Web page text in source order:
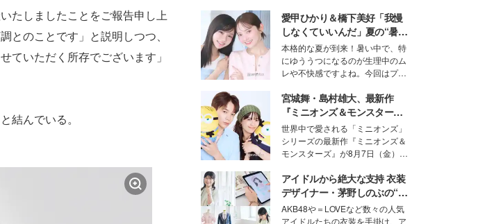
たしましたことをご報告申し上
とのことです」と説明しつつ、
ていただく所存でございます」
結んでいる。
な美容の常識を大きく変える可能
性を秘めた、革新的な「Water
Capturing Skin（ウォーターキャ
プチャリングスキン：捕水肌）」
技術を、花王が構築した。
愛甲ひかり＆橋下美好「我慢
しなくていいんだ」夏の“暑さ
対策”の新しい選択肢とは？
本格的な夏が到来！暑い中で、特
にゆううつになるのが生理中のム
レや不快感ですよね。今回はプラ
モデル・愛甲ひかりさんと橋下美
好さんを迎えて本音で女子会トー
ク。猛暑のお出かけを快適に過ご
すヒントや、2人が感動した夏の
生理の新常識にも迫りました。
宮城舞・島村雄大、最新作
『ミニオンズ＆モンスター
ズ』の魅力熱弁 ハチャメチャ
だけじゃない“友情と絆”に感
動
世界中で愛される「ミニオンズ」
シリーズの最新作『ミニオンズ＆
モンスターズ』が8月7日（金）に
ニオン好き”という共通点を持つモ
デルの宮城舞と島村雄大の特別対
談をお届け！それぞれの視点か
ら、今作ならではの魅力や予想外
アイドルから絶大な支持 衣装
デザイナー・茅野しのぶの“可
愛い”を作る美学＜「シチズン
クロスシー」インタビュー＞
AKB48や＝LOVEなど数々の人気
アイドルたちの衣装を手掛け、ア